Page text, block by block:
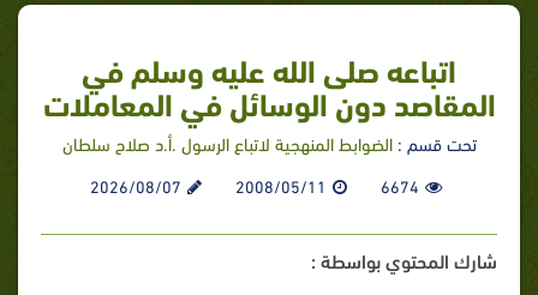
اتباعه صلى الله عليه وسلم في
المقاصد دون الوسائل في المعاملات
تحت قسم :الضوابط المنهجية لاتباع الرسول .أ.د صلاح سلطان
6674
2008/05/11
2026/08/07
شارك المحتوي بواسطة :